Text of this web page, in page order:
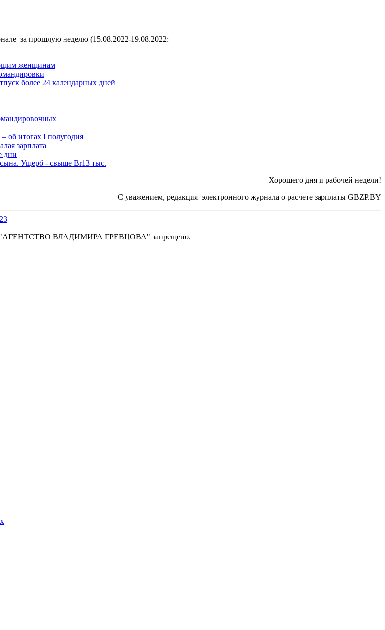
за прошлую неделю (15.08.2022-19.08.2022:
женщинам
более 24 календарных дней
об итогах I полугодия
зарплата
дни
сына. Ущерб - свыше Br13 тыс.
Хорошего дня и рабочей недели!
С уважением, редакция электронного журнала о расчете зарплаты GBZP.BY
"АГЕНТСТВО ВЛАДИМИРА ГРЕВЦОВА" запрещено.